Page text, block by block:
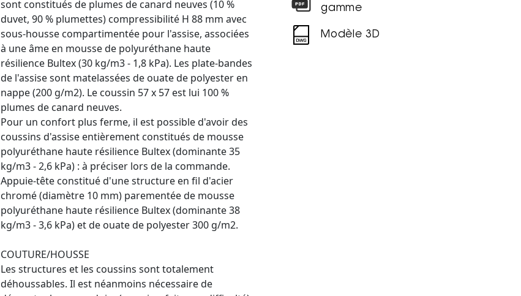
sont constitués de plumes de canard neuves (10 %
duvet, 90 % plumettes) compressibilité H 88 mm avec
sous-housse compartimentée pour l'assise, associées
à une âme en mousse de polyuréthane haute
résilience Bultex (30 kg/m3 - 1,8 kPa). Les plate-bandes
de l'assise sont matelassées de ouate de polyester en
nappe (200 g/m2). Le coussin 57 x 57 est lui 100 %
plumes de canard neuves.
Pour un confort plus ferme, il est possible d'avoir des
coussins d'assise entièrement constitués de mousse
polyuréthane haute résilience Bultex (dominante 35
kg/m3 - 2,6 kPa) : à préciser lors de la commande.
Appuie-tête constitué d'une structure en fil d'acier
chromé (diamètre 10 mm) parementée de mousse
polyuréthane haute résilience Bultex (dominante 38
kg/m3 - 3,6 kPa) et de ouate de polyester 300 g/m2.
COUTURE/HOUSSE
Les structures et les coussins sont totalement
déhoussables. Il est néanmoins nécessaire de
gamme
Modèle 3D